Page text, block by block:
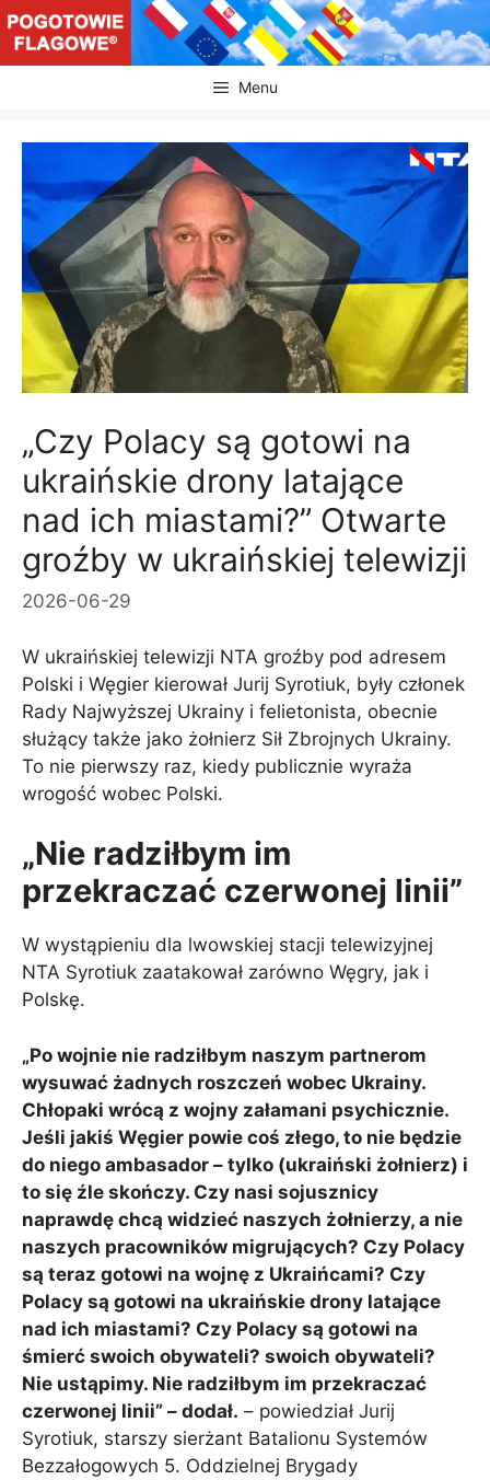
Przejdź
do
treści
Menu
„Czy Polacy są gotowi na
ukraińskie drony latające
nad ich miastami?” Otwarte
groźby w ukraińskiej telewizji
2026-06-29
W ukraińskiej telewizji NTA groźby pod adresem
Polski i Węgier kierował Jurij Syrotiuk, były członek
Rady Najwyższej Ukrainy i felietonista, obecnie
służący także jako żołnierz Sił Zbrojnych Ukrainy.
To nie pierwszy raz, kiedy publicznie wyraża
wrogość wobec Polski.
„Nie radziłbym im
przekraczać czerwonej linii”
W wystąpieniu dla lwowskiej stacji telewizyjnej
NTA Syrotiuk zaatakował zarówno Węgry, jak i
Polskę.
„Po wojnie nie radziłbym naszym partnerom
wysuwać żadnych roszczeń wobec Ukrainy.
Chłopaki wrócą z wojny załamani psychicznie.
Jeśli jakiś Węgier powie coś złego, to nie będzie
do niego ambasador – tylko (ukraiński żołnierz) i
to się źle skończy. Czy nasi sojusznicy
naprawdę chcą widzieć naszych żołnierzy, a nie
naszych pracowników migrujących? Czy Polacy
są teraz gotowi na wojnę z Ukraińcami? Czy
Polacy są gotowi na ukraińskie drony latające
nad ich miastami? Czy Polacy są gotowi na
śmierć swoich obywateli? swoich obywateli?
Nie ustąpimy. Nie radziłbym im przekraczać
czerwonej linii” – dodał. – powiedział Jurij
Syrotiuk, starszy sierżant Batalionu Systemów
Bezzałogowych 5. Oddzielnej Brygady